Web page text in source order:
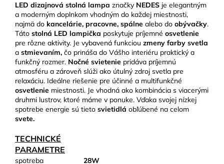
LED dizajnová stolná lampa značky NEDES je elegantným
a moderným doplnkom vhodným do každej miestnosti,
najmä do kancelárie, pracovne, spálne alebo do obývačky.
Táto stolná LED lampička poskytuje príjemné osvetlenie
pre rôzne aktivity. Je vybavená funkciou zmeny farby svetla
a stmievaním, čo prináša do Vášho interiéru praktický a
funkčný rozmer. Nočné svietenie pridáva príjemnú
atmosféru a zároveň slúži ako útulný zdroj svetla pre
relaxáciu. Ideálne riešenie pre účinné a multifunkčné
osvetlenie miestnosti. Je vhodná ako kombinácia s viacerými
druhmi lustrov, ktoré máme v ponuke. Vďaka svojej nízkej
spotrebe energie sú tieto svietidlá obľúbené na celom
svete.
TECHNICKÉ
PARAMETRE
spotreba
28W